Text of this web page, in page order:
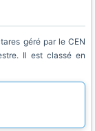
géré par le CEN
Il est classé en